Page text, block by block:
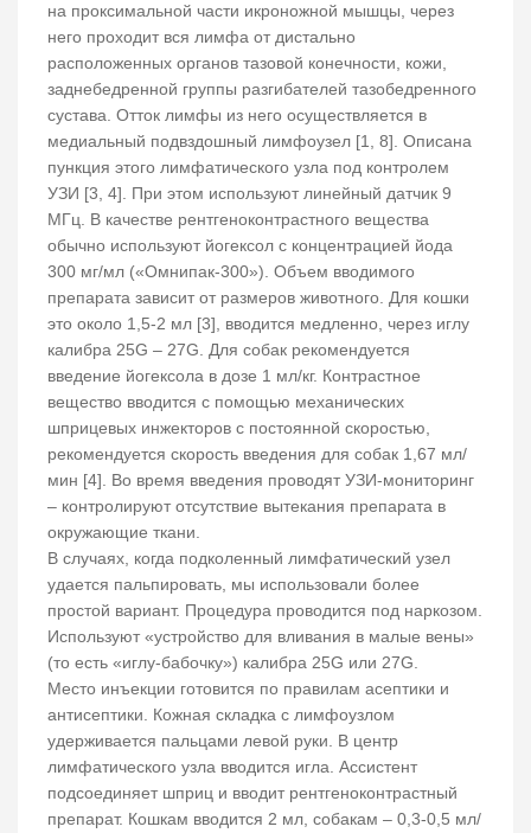
на проксимальной части икроножной мышцы, через
него проходит вся лимфа от дистально
расположенных органов тазовой конечности, кожи,
заднебедренной группы разгибателей тазобедренного
сустава. Отток лимфы из него осуществляется в
медиальный подвздошный лимфоузел [1, 8]. Описана
пункция этого лимфатического узла под контролем
УЗИ [3, 4]. При этом используют линейный датчик 9
МГц. В качестве рентгеноконтрастного вещества
обычно используют йогексол с концентрацией йода
300 мг/мл («Омнипак-300»). Объем вводимого
препарата зависит от размеров животного. Для кошки
это около 1,5-2 мл [3], вводится медленно, через иглу
калибра 25G – 27G. Для собак рекомендуется
введение йогексола в дозе 1 мл/кг. Контрастное
вещество вводится с помощью механических
шприцевых инжекторов с постоянной скоростью,
рекомендуется скорость введения для собак 1,67 мл/
мин [4]. Во время введения проводят УЗИ-мониторинг
– контролируют отсутствие вытекания препарата в
окружающие ткани.
В случаях, когда подколенный лимфатический узел
удается пальпировать, мы использовали более
простой вариант. Процедура проводится под наркозом.
Используют «устройство для вливания в малые вены»
(то есть «иглу-бабочку») калибра 25G или 27G.
Место инъекции готовится по правилам асептики и
антисептики. Кожная складка с лимфоузлом
удерживается пальцами левой руки. В центр
лимфатического узла вводится игла. Ассистент
подсоединяет шприц и вводит рентгеноконтрастный
препарат. Кошкам вводится 2 мл, собакам – 0,3-0,5 мл/